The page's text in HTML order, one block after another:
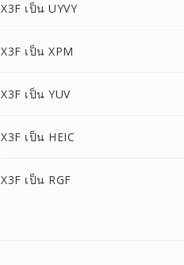
X3F เป็น UYVY
X3F เป็น XPM
X3F เป็น YUV
X3F เป็น HEIC
X3F เป็น RGF